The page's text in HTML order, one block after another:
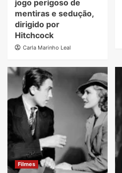
jogo perigoso de
mentiras e sedução,
dirigido por
Hitchcock
Carla Marinho Leal
Filmes